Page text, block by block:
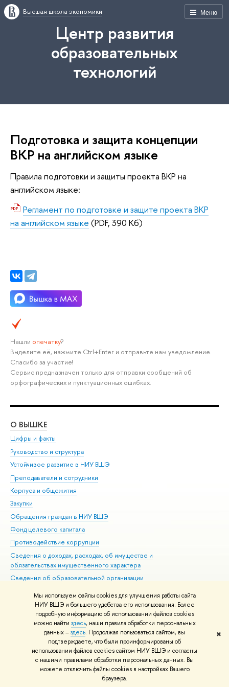
Мы используем файлы cookies для улучшения работы сайта
НИУ ВШЭ и большего удобства его использования. Более
подробную информацию об использовании файлов cookies
можно найти здесь, наши правила обработки персональных
данных –здесь. Продолжая пользоваться сайтом, вы
подтверждаете, что были проинформированы об
использовании файлов cookies сайтом НИУ ВШЭ и согласны
с нашими правилами обработки персональных данных. Вы
можете отключить файлы cookies в настройках Вашего
браузера.
✖
Меню
Высшая школа экономики
Центр развития
образовательных
технологий
Подготовка и защита концепции
ВКР на английском языке
Правила подготовки и защиты проекта ВКР на
английском языке:
Регламент по подготовке и защите проекта ВКР
на английском языке (PDF, 390 Кб)
Нашли опечатку?
Выделите её, нажмите Ctrl+Enter и отправьте нам уведомление.
Спасибо за участие!
Сервис предназначен только для отправки сообщений об
орфографических и пунктуационных ошибках.
О ВЫШКЕ
Цифры и факты
Руководство и структура
Устойчивое развитие в НИУ ВШЭ
Преподаватели и сотрудники
Корпуса и общежития
Закупки
Обращения граждан в НИУ ВШЭ
Фонд целевого капитала
Противодействие коррупции
Сведения о доходах, расходах, об имуществе и
обязательствах имущественного характера
Сведения об образовательной организации
Людям с ограниченными возможностями здоровья
Единая платежная страница
Работа в Вышке
© НИУ ВШЭ 1993–2026 Адреса и контакты Условия использования
материалов Политика конфиденциальности Карта сайта
Шрифты HSE Sans и HSE Slab разработаны вШколе дизайна НИУ ВШЭ